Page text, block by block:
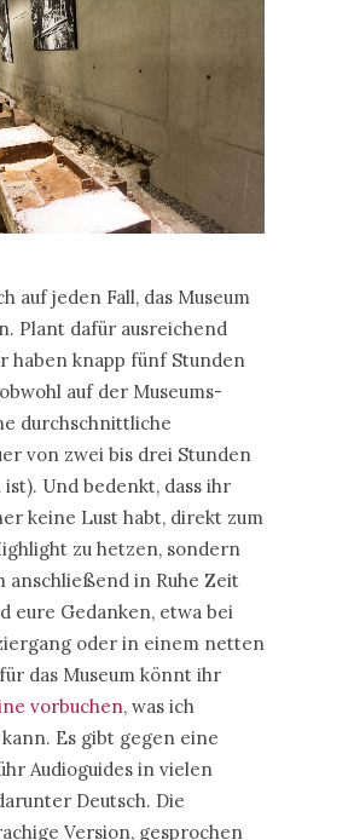
auf jeden Fall, das Museum
Plant dafür ausreichend
haben knapp fünf Stunden
auf der Museums-
durchschnittliche
von zwei bis drei Stunden
Und bedenkt, dass ihr
keine Lust habt, direkt zum
zu hetzen, sondern
anschließend in Ruhe Zeit
eure Gedanken, etwa bei
oder in einem netten
das Museum könnt ihr
vorbuchen, was ich
Es gibt gegen eine
Audioguides in vielen
Deutsch. Die
Version, gesprochen